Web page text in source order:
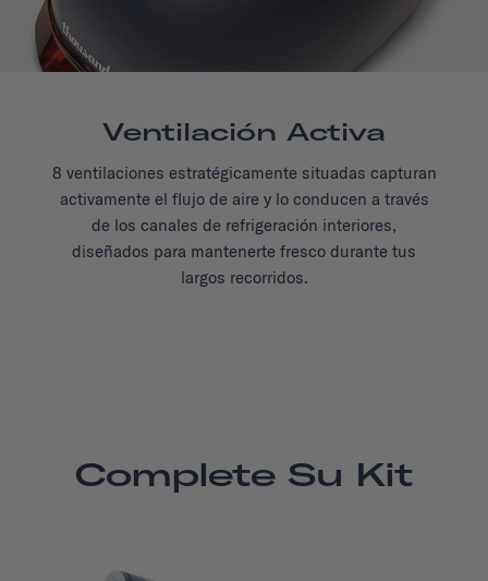
Ventilación Activa
8 ventilaciones estratégicamente situadas capturan
activamente el flujo de aire y lo conducen a través
de los canales de refrigeración interiores,
diseñados para mantenerte fresco durante tus
largos recorridos.
Complete Su Kit